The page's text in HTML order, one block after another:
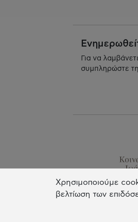
Για να
συμπληρώστε
Χρησιμοποιούμε
βελτίωση των